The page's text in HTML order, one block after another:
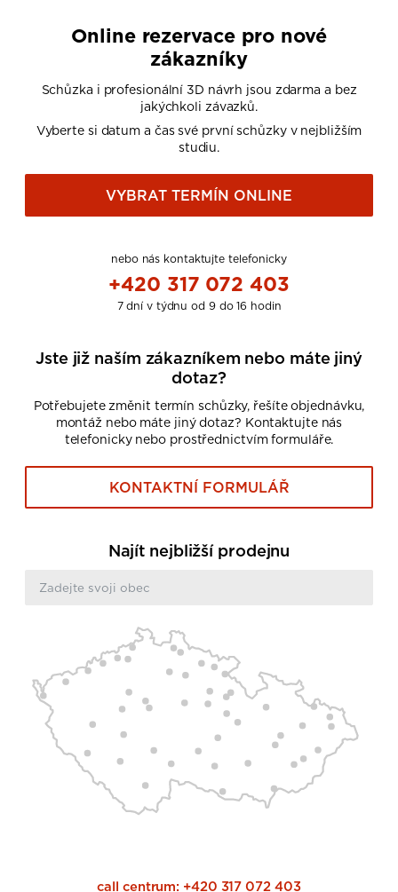
Online rezervace pro nové
zákazníky
Schůzka i profesionální 3D návrh jsou zdarma a bez
jakýchkoli závazků.
Vyberte si datum a čas své první schůzky v nejbližším
studiu.
VYBRAT TERMÍN ONLINE
nebo nás kontaktujte telefonicky
+420 317 072 403
7 dní v týdnu od 9 do 16 hodin
Jste již naším zákazníkem nebo máte jiný
dotaz?
Potřebujete změnit termín schůzky, řešíte objednávku,
montáž nebo máte jiný dotaz? Kontaktujte nás
telefonicky nebo prostřednictvím formuláře.
KONTAKTNÍ FORMULÁŘ
Najít nejbližší prodejnu
call centrum: +420 317 072 403